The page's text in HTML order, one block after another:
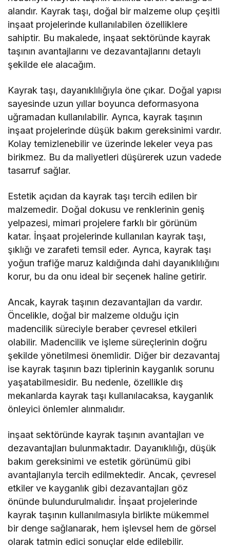
alandır. Kayrak taşı, doğal bir malzeme olup çeşitli
inşaat projelerinde kullanılabilen özelliklere
sahiptir. Bu makalede, inşaat sektöründe kayrak
taşının avantajlarını ve dezavantajlarını detaylı
şekilde ele alacağım.
Kayrak taşı, dayanıklılığıyla öne çıkar. Doğal yapısı
sayesinde uzun yıllar boyunca deformasyona
uğramadan kullanılabilir. Ayrıca, kayrak taşının
inşaat projelerinde düşük bakım gereksinimi vardır.
Kolay temizlenebilir ve üzerinde lekeler veya pas
birikmez. Bu da maliyetleri düşürerek uzun vadede
tasarruf sağlar.
Estetik açıdan da kayrak taşı tercih edilen bir
malzemedir. Doğal dokusu ve renklerinin geniş
yelpazesi, mimari projelere farklı bir görünüm
katar. İnşaat projelerinde kullanılan kayrak taşı,
şıklığı ve zarafeti temsil eder. Ayrıca, kayrak taşı
yoğun trafiğe maruz kaldığında dahi dayanıklılığını
korur, bu da onu ideal bir seçenek haline getirir.
Ancak, kayrak taşının dezavantajları da vardır.
Öncelikle, doğal bir malzeme olduğu için
madencilik süreciyle beraber çevresel etkileri
olabilir. Madencilik ve işleme süreçlerinin doğru
şekilde yönetilmesi önemlidir. Diğer bir dezavantaj
ise kayrak taşının bazı tiplerinin kayganlık sorunu
yaşatabilmesidir. Bu nedenle, özellikle dış
mekanlarda kayrak taşı kullanılacaksa, kayganlık
önleyici önlemler alınmalıdır.
inşaat sektöründe kayrak taşının avantajları ve
dezavantajları bulunmaktadır. Dayanıklılığı, düşük
bakım gereksinimi ve estetik görünümü gibi
avantajlarıyla tercih edilmektedir. Ancak, çevresel
etkiler ve kayganlık gibi dezavantajları göz
önünde bulundurulmalıdır. İnşaat projelerinde
kayrak taşının kullanılmasıyla birlikte mükemmel
bir denge sağlanarak, hem işlevsel hem de görsel
olarak tatmin edici sonuçlar elde edilebilir.